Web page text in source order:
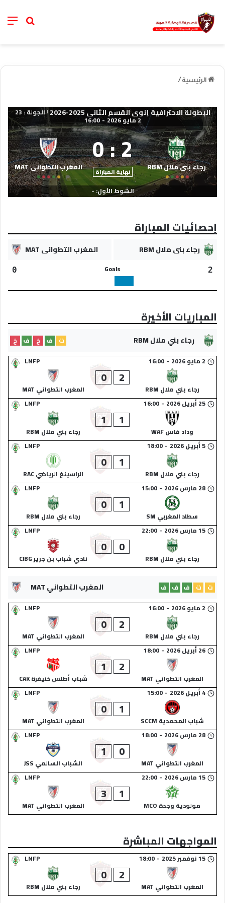
خانة
الرئيسية /
البطولة الاحترافية إنوي القسم الثاني 2025-2026 | الجولة : 23
2 مايو 2026 -
16:00
رجاء بني ملال RBM 2
:
0
نهاية المباراة المغرب التطواني MAT
الشوط الأول: -
إحصائيات المباراة
رجاء بني ملال RBM المغرب التطواني MAT
2
Goals
0
المباريات الأخيرة
رجاء بني ملال RBM ت ف خ ف
خ
LNFP
2 مايو 2026 -
16:00
رجاء بني ملال RBM
2
0
المغرب التطواني MAT
LNFP
25 أبريل 2026 -
16:00
وداد فاس WAF
1
1
رجاء بني ملال RBM
LNFP
5 أبريل 2026 -
18:00
رجاء بني ملال RBM
1
0
الراسينغ الرياضي RAC
LNFP
28 مارس 2026 -
15:00
سطاد المغربي SM
1
0
رجاء بني ملال RBM
LNFP
15 مارس 2026 -
22:00
رجاء بني ملال RBM
0
0
نادي شباب بن جرير CJBG
المغرب التطواني MAT ت ت ف ف ف
LNFP
2 مايو 2026 -
16:00
رجاء بني ملال RBM
2
0
المغرب التطواني MAT
LNFP
26 أبريل 2026 -
18:00
المغرب التطواني MAT
2
1
شباب أطلس خنيفرة CAK
LNFP
4 أبريل 2026 -
15:00
شباب المحمدية SCCM
1
0
المغرب التطواني MAT
LNFP
28 مارس 2026 -
18:00
المغرب التطواني MAT
0
1
الشباب السالمي JSS
LNFP
15 مارس 2026 -
22:00
مولودية وجدة MCO
1
3
المغرب التطواني MAT
المواجهات المباشرة
LNFP 15 نوفمبر 2025 -
18:00
المغرب التطواني MAT
2
0
رجاء بني ملال RBM